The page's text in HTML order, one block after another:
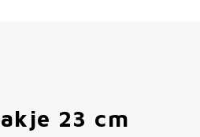
23 cm